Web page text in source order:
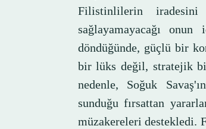
Filistinlilerin
sağlayamayacağı
döndüğünde, güçlü bir
bir lüks değil, stratejik
nedenle, Soğuk
sunduğu fırsattan
müzakereleri destekledi.